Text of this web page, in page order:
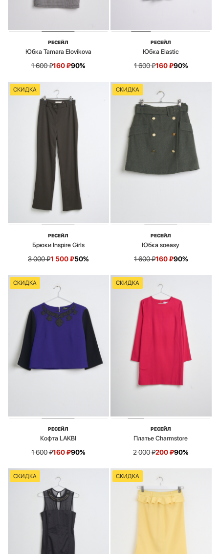
РЕСЕЙЛ
Юбка Tamara Elovikova
1 600₽160₽90%
РЕСЕЙЛ
Юбка Elastic
1 600₽160₽90%
СКИДКА
РЕСЕЙЛ
Брюки Inspire Girls
3 000₽1 500₽50%
СКИДКА
РЕСЕЙЛ
Юбка soeasy
1 600₽160₽90%
СКИДКА
РЕСЕЙЛ
Кофта LAKBI
1 600₽160₽90%
СКИДКА
РЕСЕЙЛ
Платье Charmstore
2 000₽200₽90%
СКИДКА СКИДКА